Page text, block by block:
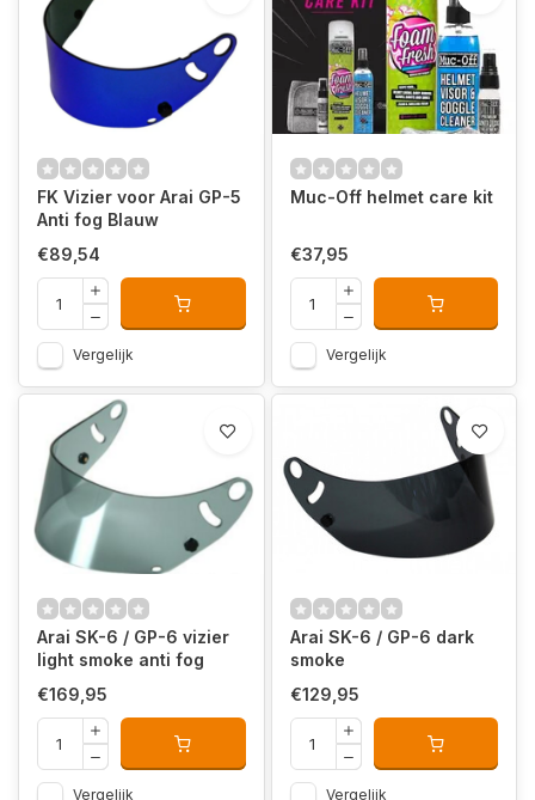
FK Vizier voor Arai GP-5
Anti fog Blauw
€89,54
Vergelijk
Muc-Off helmet care kit
€37,95
Vergelijk
Arai SK-6 / GP-6 vizier
light smoke anti fog
€169,95
Vergelijk
Arai SK-6 / GP-6 dark
smoke
€129,95
Vergelijk